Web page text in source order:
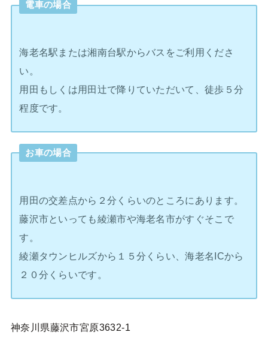
電車の場合
海老名駅または湘南台駅からバスをご利用くださ
い。
用田もしくは用田辻で降りていただいて、徒歩５分
程度です。
お車の場合
用田の交差点から２分くらいのところにあります。
藤沢市といっても綾瀬市や海老名市がすぐそこで
す。
綾瀬タウンヒルズから１５分くらい、海老名ICから
２０分くらいです。
神奈川県藤沢市宮原3632-1